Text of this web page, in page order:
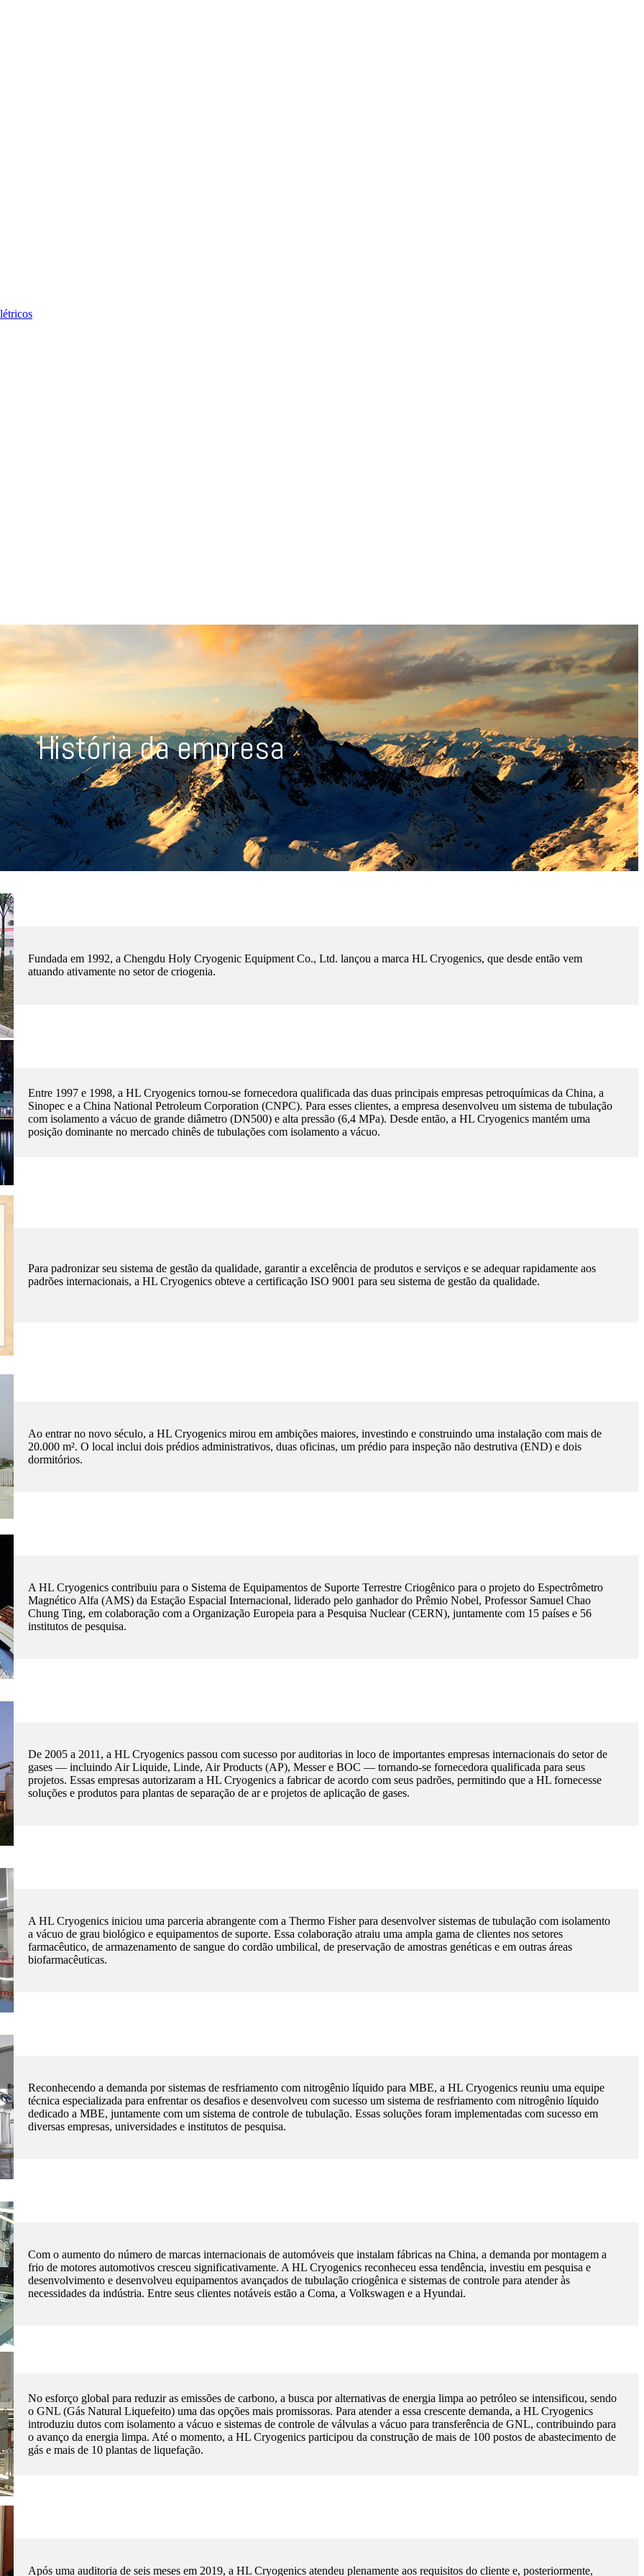
História da empresa
Fundada em 1992, a Chengdu Holy Cryogenic Equipment Co., Ltd. lançou a marca HL Cryogenics, que desde então vem
atuando ativamente no setor de criogenia.
Entre 1997 e 1998, a HL Cryogenics tornou-se fornecedora qualificada das duas principais empresas petroquímicas da China, a
Sinopec e a China National Petroleum Corporation (CNPC). Para esses clientes, a empresa desenvolveu um sistema de tubulação
com isolamento a vácuo de grande diâmetro (DN500) e alta pressão (6,4 MPa). Desde então, a HL Cryogenics mantém uma
posição dominante no mercado chinês de tubulações com isolamento a vácuo.
Para padronizar seu sistema de gestão da qualidade, garantir a excelência de produtos e serviços e se adequar rapidamente aos
padrões internacionais, a HL Cryogenics obteve a certificação ISO 9001 para seu sistema de gestão da qualidade.
Ao entrar no novo século, a HL Cryogenics mirou em ambições maiores, investindo e construindo uma instalação com mais de
20.000 m². O local inclui dois prédios administrativos, duas oficinas, um prédio para inspeção não destrutiva (END) e dois
dormitórios.
A HL Cryogenics contribuiu para o Sistema de Equipamentos de Suporte Terrestre Criogênico para o projeto do Espectrômetro
Magnético Alfa (AMS) da Estação Espacial Internacional, liderado pelo ganhador do Prêmio Nobel, Professor Samuel Chao
Chung Ting, em colaboração com a Organização Europeia para a Pesquisa Nuclear (CERN), juntamente com 15 países e 56
institutos de pesquisa.
De 2005 a 2011, a HL Cryogenics passou com sucesso por auditorias in loco de importantes empresas internacionais do setor de
gases — incluindo Air Liquide, Linde, Air Products (AP), Messer e BOC — tornando-se fornecedora qualificada para seus
projetos. Essas empresas autorizaram a HL Cryogenics a fabricar de acordo com seus padrões, permitindo que a HL fornecesse
soluções e produtos para plantas de separação de ar e projetos de aplicação de gases.
A HL Cryogenics iniciou uma parceria abrangente com a Thermo Fisher para desenvolver sistemas de tubulação com isolamento
a vácuo de grau biológico e equipamentos de suporte. Essa colaboração atraiu uma ampla gama de clientes nos setores
farmacêutico, de armazenamento de sangue do cordão umbilical, de preservação de amostras genéticas e em outras áreas
biofarmacêuticas.
Reconhecendo a demanda por sistemas de resfriamento com nitrogênio líquido para MBE, a HL Cryogenics reuniu uma equipe
técnica especializada para enfrentar os desafios e desenvolveu com sucesso um sistema de resfriamento com nitrogênio líquido
dedicado a MBE, juntamente com um sistema de controle de tubulação. Essas soluções foram implementadas com sucesso em
diversas empresas, universidades e institutos de pesquisa.
Com o aumento do número de marcas internacionais de automóveis que instalam fábricas na China, a demanda por montagem a
frio de motores automotivos cresceu significativamente. A HL Cryogenics reconheceu essa tendência, investiu em pesquisa e
desenvolvimento e desenvolveu equipamentos avançados de tubulação criogênica e sistemas de controle para atender às
necessidades da indústria. Entre seus clientes notáveis ​​estão a Coma, a Volkswagen e a Hyundai.
No esforço global para reduzir as emissões de carbono, a busca por alternativas de energia limpa ao petróleo se intensificou, sendo
o GNL (Gás Natural Liquefeito) uma das opções mais promissoras. Para atender a essa crescente demanda, a HL Cryogenics
introduziu dutos com isolamento a vácuo e sistemas de controle de válvulas a vácuo para transferência de GNL, contribuindo para
o avanço da energia limpa. Até o momento, a HL Cryogenics participou da construção de mais de 100 postos de abastecimento de
gás e mais de 10 plantas de liquefação.
Após uma auditoria de seis meses em 2019, a HL Cryogenics atendeu plenamente aos requisitos do cliente e, posteriormente,